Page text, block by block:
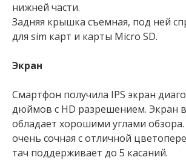
нижней части.
Задняя крышка съемная, под ней
для sim карт и карты Micro SD.
Экран
Смартфон получила IPS экран
дюймов с HD разрешением. Экран
обладает хорошими углами
очень сочная с отличной
тач поддерживает до 5 касаний.